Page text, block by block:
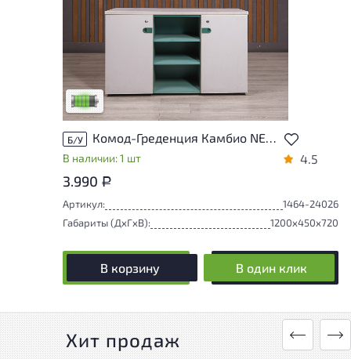
У товара присутствуют незначительные
следы эксплуатации, не влияющие на
удобство его использования
Низкая степень износа
Б/У Комод-Греденция Камбио NET ДСП Серый Россия
В наличии: 1 шт 4.5
3.990 Р
Артикул:
1464-24026
Габариты (ДxГxВ):
1200x450x720
В корзину В один клик
Хит продаж